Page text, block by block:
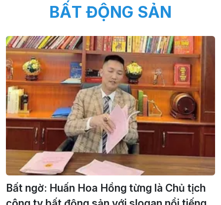
BẤT ĐỘNG SẢN
Bất ngờ: Huấn Hoa Hồng từng là Chủ tịch